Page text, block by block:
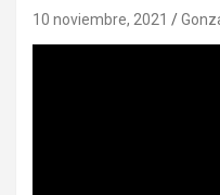
10 noviembre, 2021